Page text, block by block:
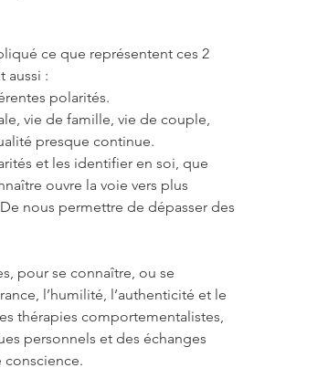
ce que représentent ces 2
aussi :
polarités.
vie de famille, vie de couple,
presque continue.
et les identifier en soi, que
ouvre la voie vers plus
nous permettre de dépasser des
pour se connaître, ou se
l’humilité, l’authenticité et le
thérapies comportementalistes,
personnels et des échanges
conscience.